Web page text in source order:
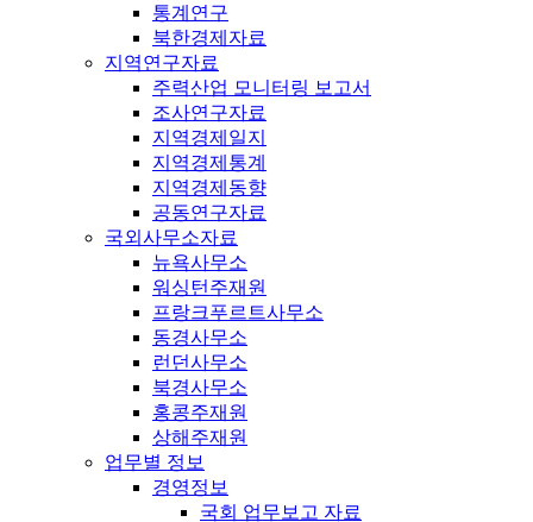
통계연구
북한경제자료
지역연구자료
주력산업 모니터링 보고서
조사연구자료
지역경제일지
지역경제통계
지역경제동향
공동연구자료
국외사무소자료
뉴욕사무소
워싱턴주재원
프랑크푸르트사무소
동경사무소
런던사무소
북경사무소
홍콩주재원
상해주재원
업무별 정보
경영정보
국회 업무보고 자료